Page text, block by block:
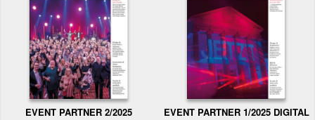
EVENT PARTNER 2/2025 EVENT PARTNER 1/2025 DIGITAL